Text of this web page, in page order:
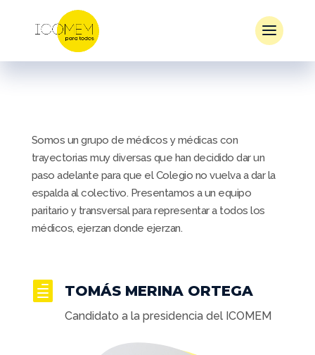
Somos un grupo de médicos y médicas con
trayectorias muy diversas que han decidido dar un
paso adelante para que el Colegio no vuelva a dar la
espalda al colectivo. Presentamos a un equipo
paritario y transversal para representar a todos los
médicos, ejerzan donde ejerzan.
 TOMÁS MERINA ORTEGA
Candidato a la presidencia del ICOMEM